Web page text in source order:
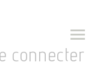
connecter